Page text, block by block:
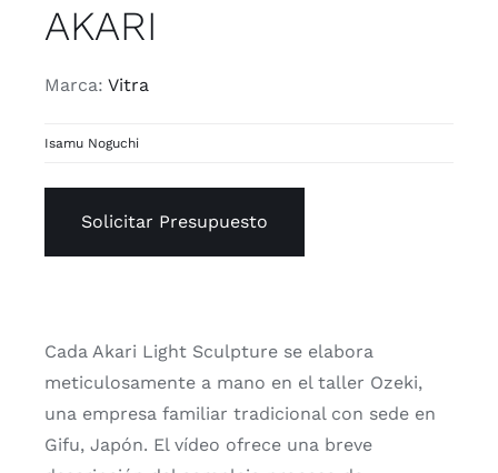
AKARI
Marca: Vitra
Isamu Noguchi
Solicitar Presupuesto
Cada Akari Light Sculpture se elabora
meticulosamente a mano en el taller Ozeki,
una empresa familiar tradicional con sede en
Gifu, Japón. El vídeo ofrece una breve